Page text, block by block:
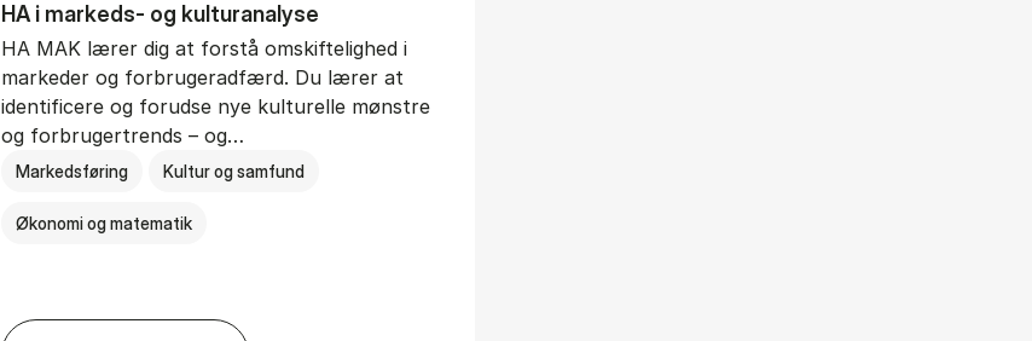
HA i mar­keds- og kul­tu­r­a­na­ly­se
HA MAK lærer dig at forstå omskiftelighed i
markeder og forbrugeradfærd. Du lærer at
identificere og forudse nye kulturelle mønstre
og forbrugertrends – og…
Markedsføring Kultur og samfund
Økonomi og matematik